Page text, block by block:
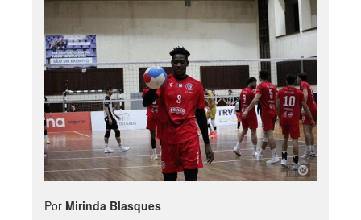
Por Mirinda Blasques